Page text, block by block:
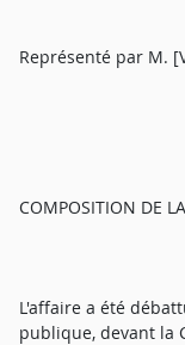
Représenté par M.
COMPOSITION DE
L'affaire a été
publique, devant la